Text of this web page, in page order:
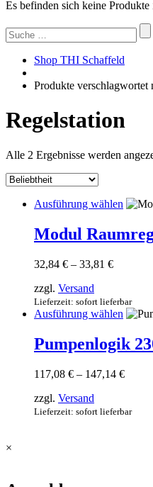
Es befinden sich keine
Suchen
nach:
Shop THI Schaffeld
Produkte verschlagwortet
Regelstation
Alle 2 Ergebnisse werden
Ausführung wählen
können
auf
Modul
32,84 € – 33,81 €
33,81 €
zzgl. Versand
Lieferzeit: sofort lieferbar
Ausführung wählen
weist
können
Pumpenlogik
117,08 € – 147,14 €
147,14
zzgl. Versand
Lieferzeit: sofort lieferbar
×